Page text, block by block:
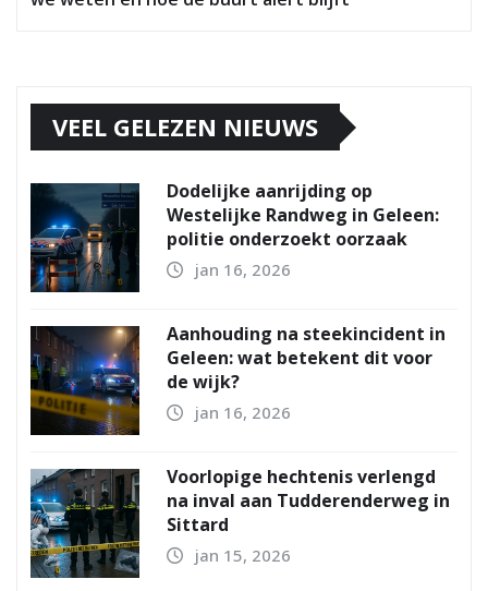
VEEL GELEZEN NIEUWS
Dodelijke aanrijding op
Westelijke Randweg in Geleen:
politie onderzoekt oorzaak
jan 16, 2026
Aanhouding na steekincident in
Geleen: wat betekent dit voor
de wijk?
jan 16, 2026
Voorlopige hechtenis verlengd
na inval aan Tudderenderweg in
Sittard
jan 15, 2026